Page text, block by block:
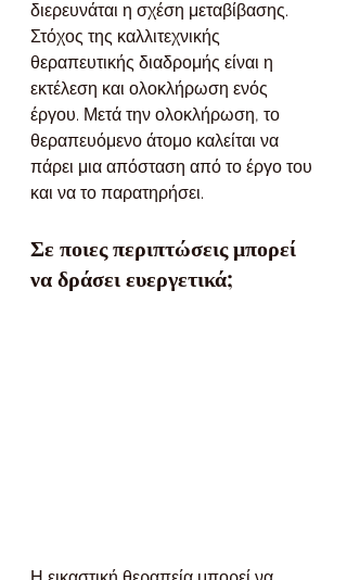
διερευνάται η σχέση μεταβίβασης.
Στόχος της καλλιτεχνικής
θεραπευτικής διαδρομής είναι η
εκτέλεση και ολοκλήρωση ενός
έργου. Μετά την ολοκλήρωση, το
θεραπευόμενο άτομο καλείται να
πάρει μια απόσταση από το έργο του
και να το παρατηρήσει.
Σε ποιες περιπτώσεις μπορεί
να δράσει ευεργετικά;